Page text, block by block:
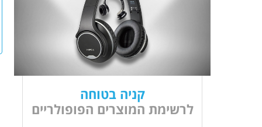
קניה בטוחה
לרשימת המוצרים הפופולריים